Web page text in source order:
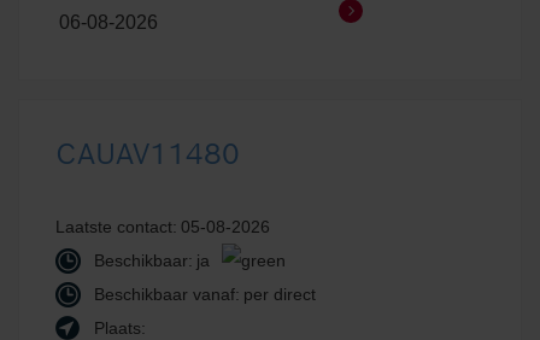
06-08-2026
CAUAV11480
Laatste contact: 05-08-2026
Beschikbaar: ja
Beschikbaar vanaf: per direct
Plaats: